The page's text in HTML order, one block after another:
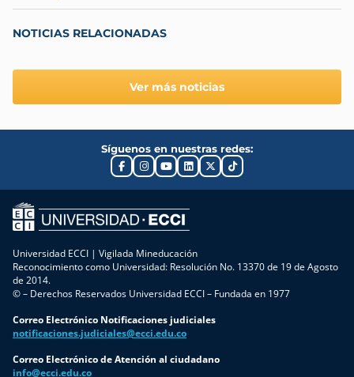
NOTICIAS RELACIONADAS
Ver más noticias
Síguenos en nuestras redes:
Universidad ECCI | Vigilada Mineducación
Reconocimiento como Universidad: Resolución No. 13370 de 19 de Agosto
de 2014.
© – Derechos Reservados Universidad ECCI – Fundada en 1977
Correo Electrónico Notificaciones judiciales
notificaciones.judiciales@ecci.edu.co
Correo Electrónico de Atención al ciudadano
info@ecci.edu.co